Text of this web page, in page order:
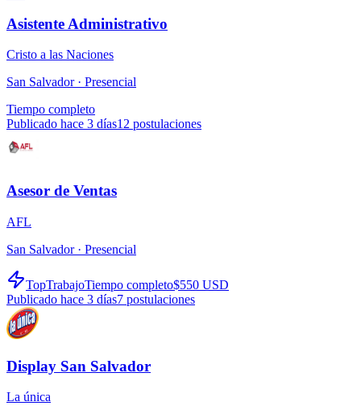
Asistente Administrativo
Cristo a las Naciones
San Salvador · Presencial
Tiempo completo
Publicado hace 3 días12 postulaciones
Asesor de Ventas
AFL
San Salvador · Presencial
TopTrabajoTiempo completo$550 USD
Publicado hace 3 días7 postulaciones
Display San Salvador
La única